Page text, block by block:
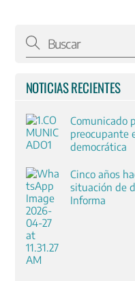
NOTICIAS RECIENTES
Comunicado
preocupante
democrática
Cinco años
situación de
Informa